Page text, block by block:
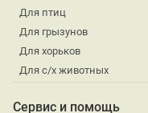
Для птиц
Для грызунов
Для хорьков
Для с/х животных
Сервис и помощь